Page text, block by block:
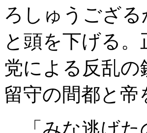
ろしゅうござ
と頭を下げる
党による反乱
留守の間都と